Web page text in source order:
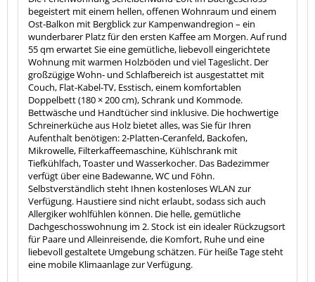
Ost‑Balkon mit Bergblick zur Kampenwandregion – ein
55 qm erwartet Sie eine gemütliche, liebevoll eingerichtete
Wohnung mit warmen Holzböden und viel Tageslicht. Der
Couch, Flat‑Kabel‑TV, Esstisch, einem komfortablen
Doppelbett (180 × 200 cm), Schrank und Kommode
Bettwäsche und Handtücher
Schreinerküche aus Holz bietet alles, was Sie für Ihren
Aufenthalt benötigen: 2‑Platten‑Ceranfeld, Backofen,
Mikrowelle, Filterkaffeemaschine, Kühlschrank mit
Tiefkühlfach, Toaster und Wasserkocher. Das Badezimmer
verfügt über eine Badewanne, WC und Föhn.
Selbstverständlich steht Ihnen kostenloses WLAN zur
Verfügung. Haustiere sind nicht erlaubt, sodass sich auch
Allergiker wohlfühlen können. Die helle, gemütliche
Dachgeschosswohnung im 2. Stock ist ein idealer Rückzugsort
für Paare und Alleinreisende, die Komfort, Ruhe und eine
liebevoll gestaltete Umgebung schätzen. Für heiße Tage steht
eine mobile Klimaanlage zur Verfügung.